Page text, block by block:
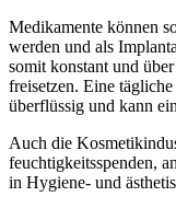
Medikamente können
werden und als
somit konstant und
freisetzen. Eine
überflüssig und kann
Auch die
feuchtigkeitsspenden,
in Hygiene- und